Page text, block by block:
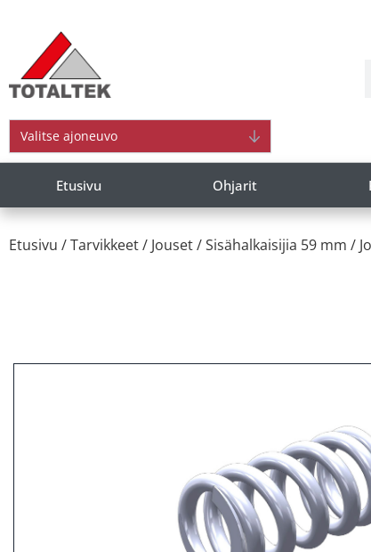
Valitse ajoneuvo
Etusivu Ohjarit
Etusivu /Tarvikkeet/ Jouset/Sisähalkaisijia 59 mm /